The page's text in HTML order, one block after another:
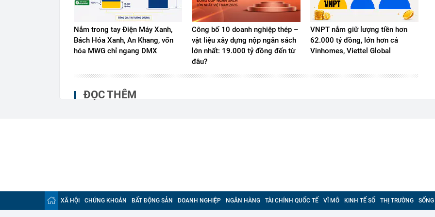
Nắm trong tay Điện Máy Xanh,
Bách Hóa Xanh, An Khang, vốn
hóa MWG chỉ ngang DMX
Công bố 10 doanh nghiệp thép –
vật liệu xây dựng nộp ngân sách
lớn nhất: 19.000 tỷ đồng đến từ
đâu?
VNPT nắm giữ lượng tiền hơn
62.000 tỷ đồng, lớn hơn cả
Vinhomes, Viettel Global
ĐỌC THÊM
XÃ HỘI CHỨNG KHOÁN BẤT ĐỘNG SẢN DOANH NGHIỆP NGÂN HÀNG TÀI CHÍNH QUỐC TẾ VĨ MÔ KINH TẾ SỐ THỊ TRƯỜNG SỐNG